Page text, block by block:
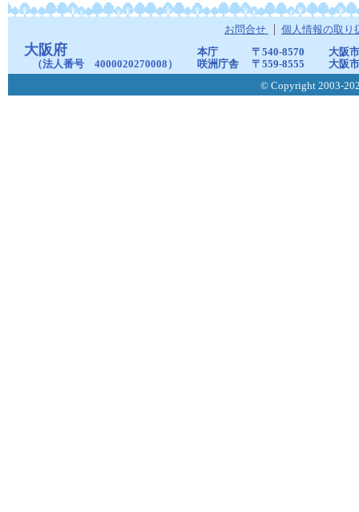
お問合せ 個人情報の取り
大阪府
（法人番号 4000020270008）
本庁 〒540-8570
大阪
咲洲庁舎
〒559-8555
大阪
© Copyright 2003-